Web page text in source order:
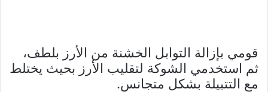
قومي بإزالة التوابل الخشنة من الأرز بلطف،
ثم استخدمي الشوكة لتقليب الأرز بحيث يختلط
مع التتبيلة بشكل متجانس.